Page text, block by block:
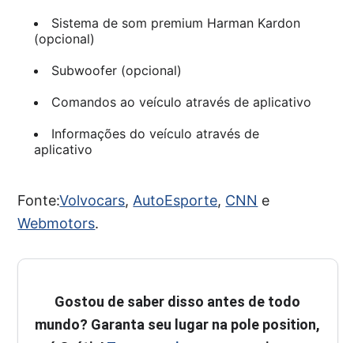
Sistema de som premium Harman Kardon
(opcional)
Subwoofer (opcional)
Comandos ao veículo através de aplicativo
Informações do veículo através de
aplicativo
Fonte:Volvocars, AutoEsporte, CNN e
Webmotors.
Gostou de saber disso antes de todo
mundo? Garanta seu lugar na pole position,